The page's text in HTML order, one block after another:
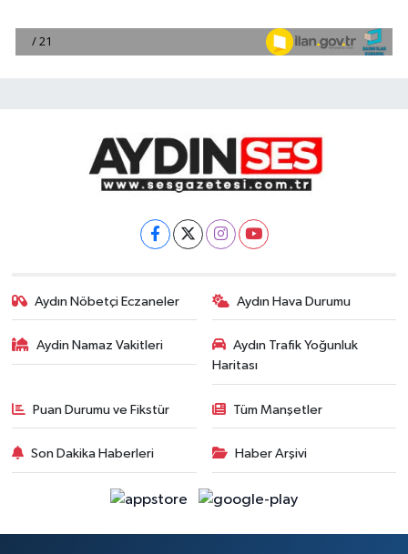
Aydın Nöbetçi Eczaneler Aydın Hava Durumu
Aydin Namaz Vakitleri
Aydın Trafik Yoğunluk
Haritası
Puan Durumu ve Fikstür Tüm Manşetler
Son Dakika Haberleri Haber Arşivi